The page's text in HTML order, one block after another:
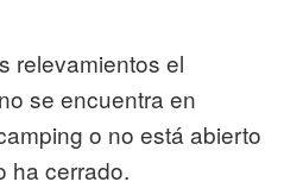
relevamientos el
se encuentra en
o no está abierto
ha cerrado.